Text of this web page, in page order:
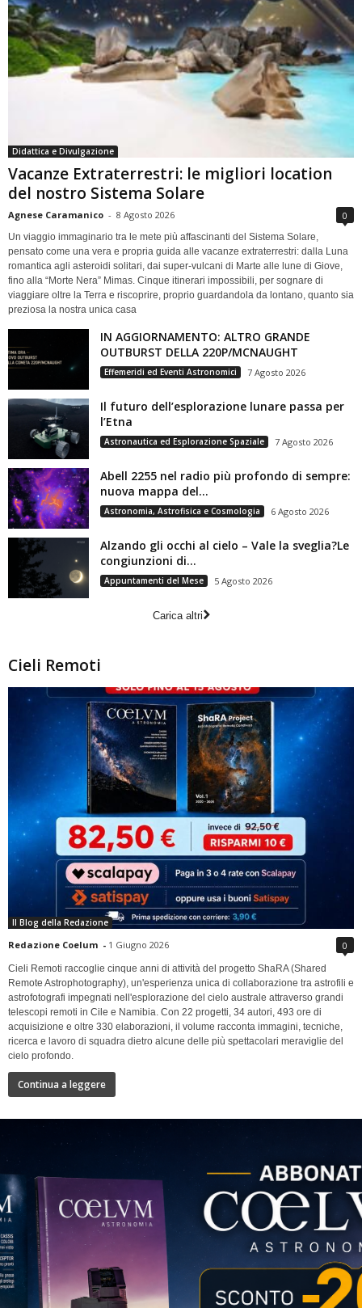
Didattica e Divulgazione
Vacanze Extraterrestri: le migliori location
del nostro Sistema Solare
Agnese Caramanico - 8 Agosto 2026 0
Un viaggio immaginario tra le mete più affascinanti del Sistema Solare,
pensato come una vera e propria guida alle vacanze extraterrestri: dalla Luna
romantica agli asteroidi solitari, dai super-vulcani di Marte alle lune di Giove,
fino alla “Morte Nera” Mimas. Cinque itinerari impossibili, per sognare di
viaggiare oltre la Terra e riscoprire, proprio guardandola da lontano, quanto sia
preziosa la nostra unica casa
IN AGGIORNAMENTO: ALTRO GRANDE
OUTBURST DELLA 220P/MCNAUGHT
Effemeridi ed Eventi Astronomici 7 Agosto 2026
Il futuro dell’esplorazione lunare passa per
l’Etna
Astronautica ed Esplorazione Spaziale 7 Agosto 2026
Abell 2255 nel radio più profondo di sempre:
nuova mappa del...
Astronomia, Astrofisica e Cosmologia 6 Agosto 2026
Alzando gli occhi al cielo – Vale la sveglia?Le
congiunzioni di...
Appuntamenti del Mese 5 Agosto 2026
Carica altri
Cieli Remoti
Il Blog della Redazione
Redazione Coelum - 1 Giugno 2026 0
Cieli Remoti raccoglie cinque anni di attività del progetto ShaRA (Shared
Remote Astrophotography), un'esperienza unica di collaborazione tra astrofili e
astrofotografi impegnati nell'esplorazione del cielo australe attraverso grandi
telescopi remoti in Cile e Namibia. Con 22 progetti, 34 autori, 493 ore di
acquisizione e oltre 330 elaborazioni, il volume racconta immagini, tecniche,
ricerca e lavoro di squadra dietro alcune delle più spettacolari meraviglie del
cielo profondo.
Continua a leggere